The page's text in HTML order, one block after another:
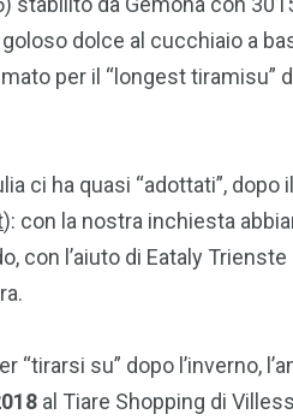
dolce al cucchiaio a
per il “longest tiramisu”
ci ha quasi “adottati”,
): con la nostra inchiesta
con l’aiuto di Eataly
“tirarsi su” dopo l’inverno,
al Tiare Shopping di